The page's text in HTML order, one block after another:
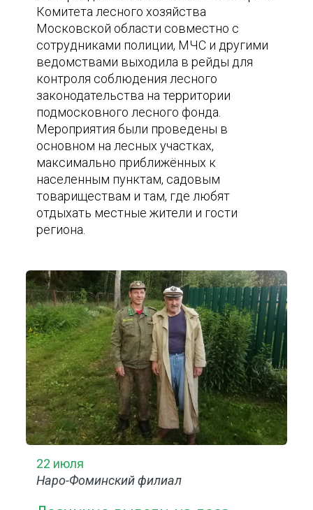
Комитета лесного хозяйства
Московской области совместно с
сотрудниками полиции, МЧС и другими
ведомствами выходила в рейды для
контроля соблюдения лесного
законодательства на территории
подмосковного лесного фонда.
Мероприятия были проведены в
основном на лесных участках,
максимально приближённых к
населенным пунктам, садовым
товариществам и там, где любят
отдыхать местные жители и гости
региона.
22 июля
Наро-Фоминский филиал